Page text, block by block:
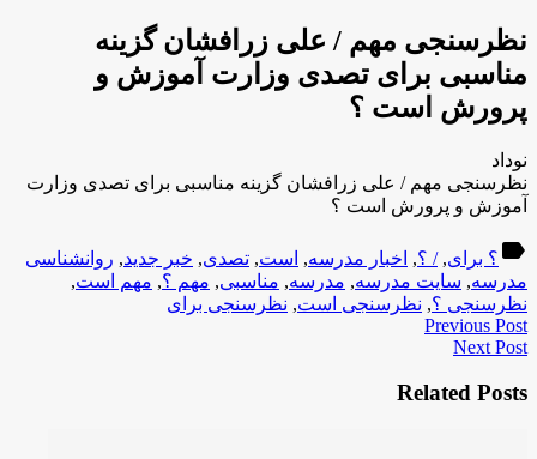
نظرسنجی مهم / علی زرافشان گزینه
مناسبی برای تصدی وزارت آموزش و
پرورش است ؟
نوداد
نظرسنجی مهم / علی زرافشان گزینه مناسبی برای تصدی وزارت
آموزش و پرورش است ؟
label ؟ برای,/ ؟, اخبار مدرسه, است, تصدی, خبر جدید, روانشناسی
مدرسه, سایت مدرسه, مدرسه, مناسبی, مهم ؟, مهم است,
نظرسنجی ؟, نظرسنجی است, نظرسنجی برای
Previous Post
Next Post
Related Posts